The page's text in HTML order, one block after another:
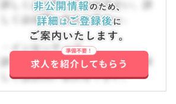
詳しくはお問い合わせ下さい。詳
しくはお問い合わせ下さい。
・インセンティブ
詳しくはお問い合わせ下さい。詳
しくはお問い合わせ下さい。